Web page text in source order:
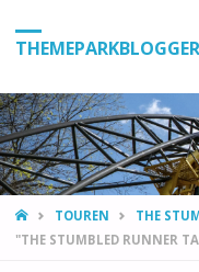
THEMEPARKBLOGGER
HOMETOUREN THE
"THE STUMBLED RUNNER